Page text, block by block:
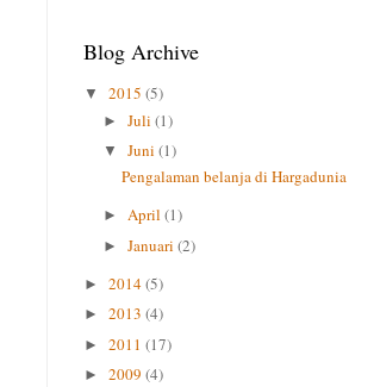
Blog Archive
▼ 2015 (5)
► Juli (1)
▼ Juni (1)
Pengalaman belanja di Hargadunia
► April (1)
► Januari (2)
► 2014(5)
► 2013 (4)
► 2011 (17)
► 2009 (4)